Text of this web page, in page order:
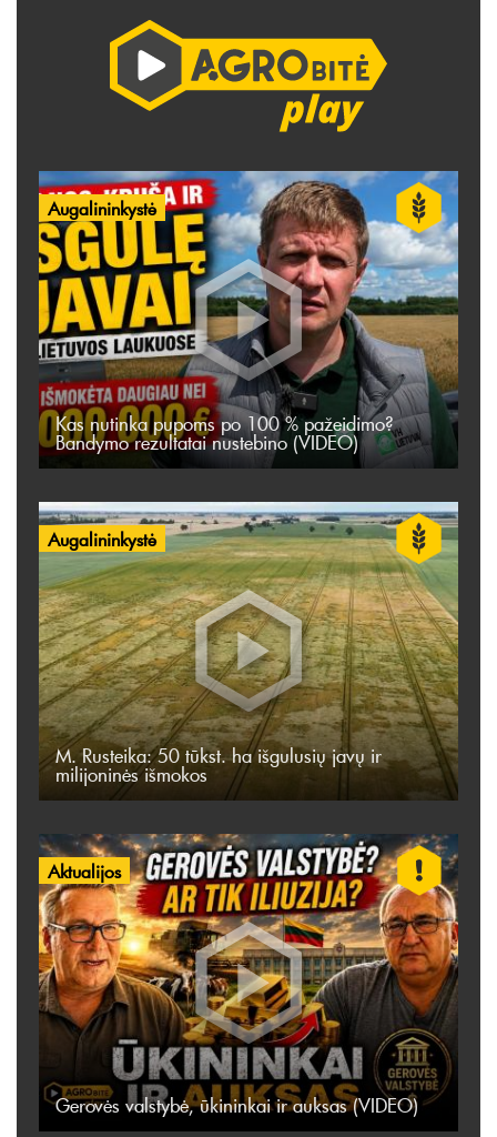
Augalininkystė
Kas nutinka pupoms po 100 % pažeidimo?
Bandymo rezultatai nustebino (VIDEO)
Augalininkystė
M. Rusteika: 50 tūkst. ha išgulusių javų ir
milijoninės išmokos
Aktualijos
Gerovės valstybė, ūkininkai ir auksas (VIDEO)